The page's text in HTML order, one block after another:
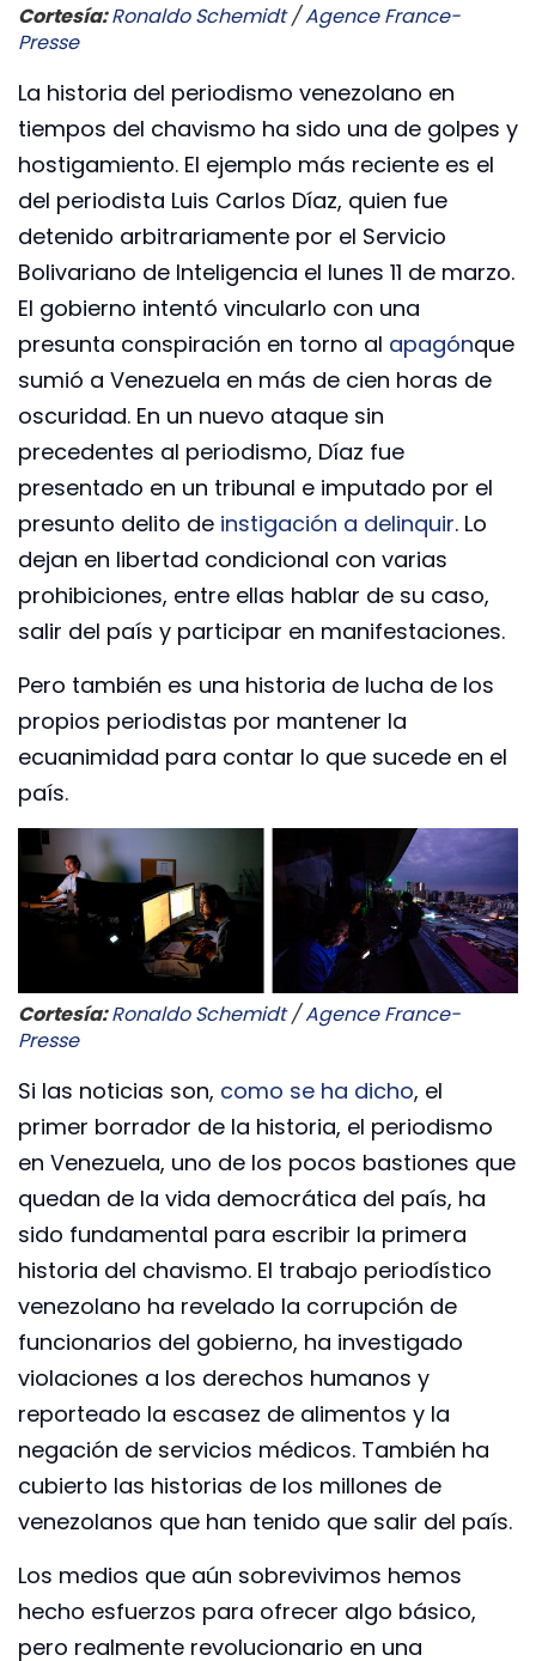
Cortesía:Ronaldo Schemidt/Agence France-
Presse
La historia del periodismo venezolano en
tiempos del chavismo ha sido una de golpes y
hostigamiento. El ejemplo más reciente es el
del periodista Luis Carlos Díaz, quien fue
detenido arbitrariamente por el Servicio
Bolivariano de Inteligencia el lunes 11 de marzo.
El gobierno intentó vincularlo con una
presunta conspiración en torno al apagónque
sumió a Venezuela en más de cien horas de
oscuridad. En un nuevo ataque sin
precedentes al periodismo, Díaz fue
presentado en un tribunal e imputado por el
presunto delito de instigación a delinquir. Lo
dejan en libertad condicional con varias
prohibiciones, entre ellas hablar de su caso,
salir del país y participar en manifestaciones.
Pero también es una historia de lucha de los
propios periodistas por mantener la
ecuanimidad para contar lo que sucede en el
país.
Cortesía:Ronaldo Schemidt/Agence France-
Presse
Si las noticias son, como se ha dicho, el
primer borrador de la historia, el periodismo
en Venezuela, uno de los pocos bastiones que
quedan de la vida democrática del país, ha
sido fundamental para escribir la primera
historia del chavismo. El trabajo periodístico
venezolano ha revelado la corrupción de
funcionarios del gobierno, ha investigado
violaciones a los derechos humanos y
reporteado la escasez de alimentos y la
negación de servicios médicos. También ha
cubierto las historias de los millones de
venezolanos que han tenido que salir del país.
Los medios que aún sobrevivimos hemos
hecho esfuerzos para ofrecer algo básico,
pero realmente revolucionario en una